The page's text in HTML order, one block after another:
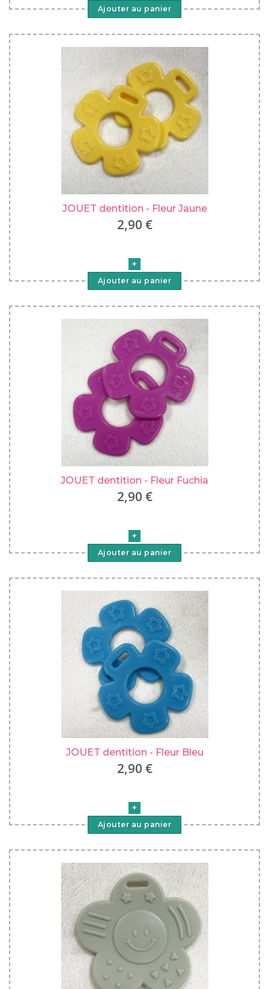
Ajouter au panier
JOUET dentition - Fleur Jaune
2,90 €
Ajouter au panier
JOUET dentition - Fleur Fuchia
2,90 €
Ajouter au panier
JOUET dentition - Fleur Bleu
2,90 €
Ajouter au panier